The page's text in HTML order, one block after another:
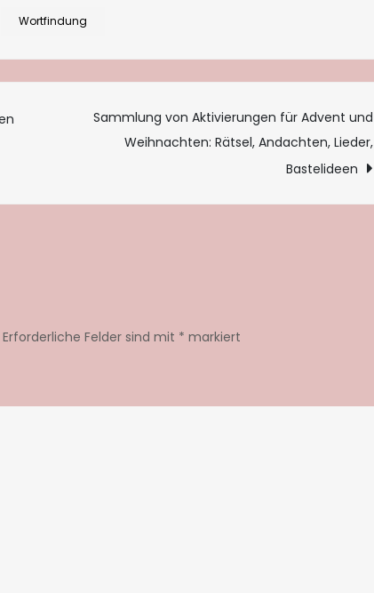
Wortfindung
Sammlung von Aktivierungen für Advent und
Weihnachten: Rätsel, Andachten, Lieder,
Bastelideen
Erforderliche Felder sind mit * markiert